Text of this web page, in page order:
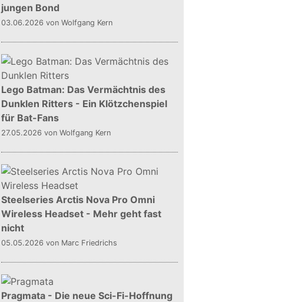
jungen Bond
03.06.2026 von Wolfgang Kern
Lego Batman: Das Vermächtnis des
Dunklen Ritters - Ein Klötzchenspiel
für Bat-Fans
27.05.2026 von Wolfgang Kern
Steelseries Arctis Nova Pro Omni
Wireless Headset - Mehr geht fast
nicht
05.05.2026 von Marc Friedrichs
Pragmata - Die neue Sci-Fi-Hoffnung